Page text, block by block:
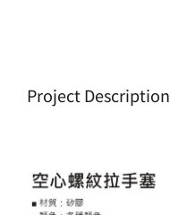
Project Description